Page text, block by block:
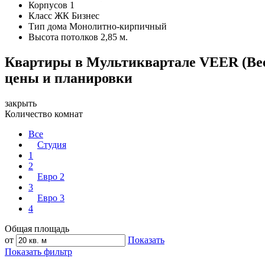
Корпусов 1
Класс ЖК Бизнес
Тип дома Монолитно-кирпичный
Высота потолков 2,85 м.
Квартиры в Мультиквартале VEER
цены и планировки
закрыть
Количество комнат
Все
Студия
1
2
Евро 2
3
Евро 3
4
Общая площадь
от
Показать
Показать фильтр